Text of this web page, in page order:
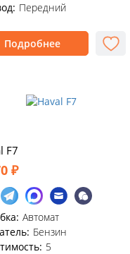
Передний
Подробнее
F7
₽
Автомат
Бензин
5